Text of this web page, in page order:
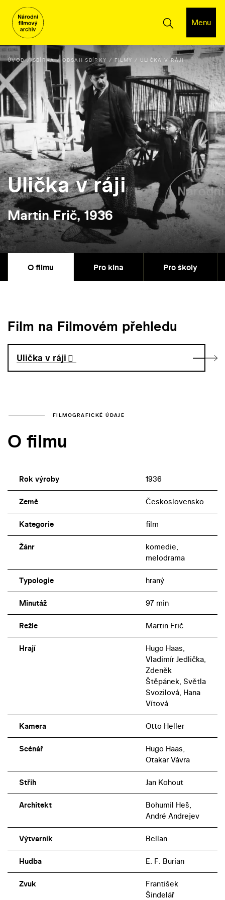
Menu
ÚVOD SBÍRKA OBSAH SBÍRKY FILMY ULIČKA V RÁJI
Ulička v ráji
Martin Frič, 1936
O filmu Pro kina Pro školy
Film na Filmovém přehledu
Ulička v ráji
FILMOGRAFICKÉ ÚDAJE
O filmu
Rok výroby 1936
Země Československo
Kategorie film
Žánr
komedie,
melodrama
Typologie hraný
Minutáž 97 min
Režie Martin Frič
Hrají
Hugo Haas,
Vladimír Jedlička,
Zdeněk
Štěpánek, Světla
Svozilová, Hana
Vítová
Kamera Otto Heller
Scénář
Hugo Haas,
Otakar Vávra
Střih Jan Kohout
Architekt
Bohumil Heš,
André Andrejev
Výtvarník Bellan
Hudba E. F. Burian
Zvuk
František
Šindelář